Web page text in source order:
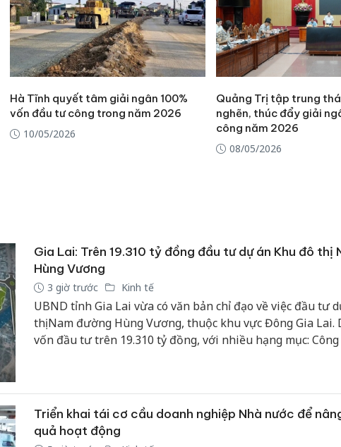
Hà Tĩnh quyết tâm giải ngân 100%
vốn đầu tư công trong năm 2026
10/05/2026
Quảng Trị tập trung
nghẽn, thúc đẩy giải
công năm 2026
08/05/2026
Gia Lai: Trên 19.310 tỷ đồng đầu tư dự án Khu đô thị
Hùng Vương
3 giờ trước Kinh tế
UBND tỉnh Gia Lai vừa có văn bản chỉ đạo về việc đầu tư
thị Nam đường Hùng Vương, thuộc khu vực Đông Gia Lai.
vốn đầu tư trên 19.310 tỷ đồng, với nhiều hạng mục:
Triển khai tái cơ cầu doanh nghiệp Nhà nước để
quả hoạt động